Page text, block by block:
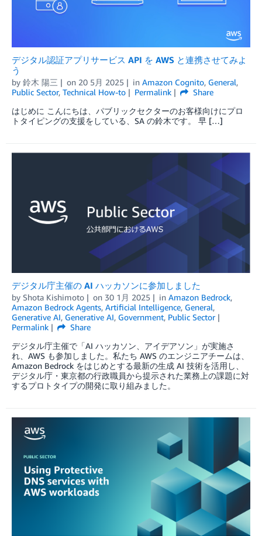
デジタル認証アプリサービス API を AWS と連携させてみよ
う
by 鈴木 陽三 on 20 5月 2025 in Amazon Cognito, General,
Public Sector, Technical How-to Permalink
Share
はじめに こんにちは、パブリックセクターのお客様向けにプロ
トタイピングの支援をしている、SA の鈴木です。 早 […]
デジタル庁主催の AI ハッカソンに参加しました
by Shota Kishimoto on 30 1月 2025 in Amazon Bedrock,
Amazon Bedrock Agents, Artificial Intelligence, General,
Generative AI, Generative AI, Government, Public Sector
Permalink
Share
デジタル庁主催で「AI ハッカソン、アイデアソン」が実施さ
れ、AWS も参加しました。私たち AWS のエンジニアチームは、
Amazon Bedrock をはじめとする最新の生成 AI 技術を活用し、
デジタル庁・東京都の行政職員から提示された業務上の課題に対
するプロトタイプの開発に取り組みました。